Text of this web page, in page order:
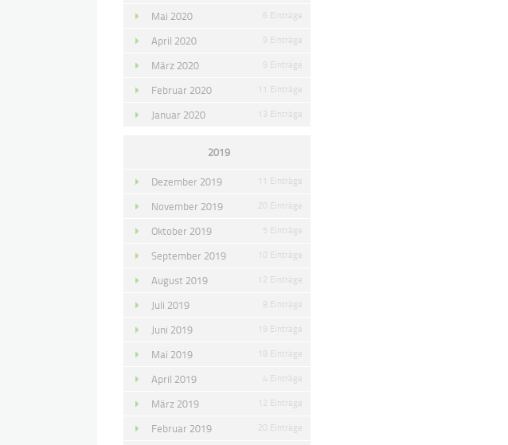
Mai 2020 6 Einträge
April 2020 9 Einträge
März 2020 9 Einträge
Februar 2020 11 Einträge
Januar 2020 13 Einträge
2019
Dezember 2019 11 Einträge
November 2019 20 Einträge
Oktober 2019 5 Einträge
September 2019 10 Einträge
August 2019 12 Einträge
Juli 2019 8 Einträge
Juni 2019 19 Einträge
Mai 2019 18 Einträge
April 2019 4 Einträge
März 2019 12 Einträge
Februar 2019 20 Einträge